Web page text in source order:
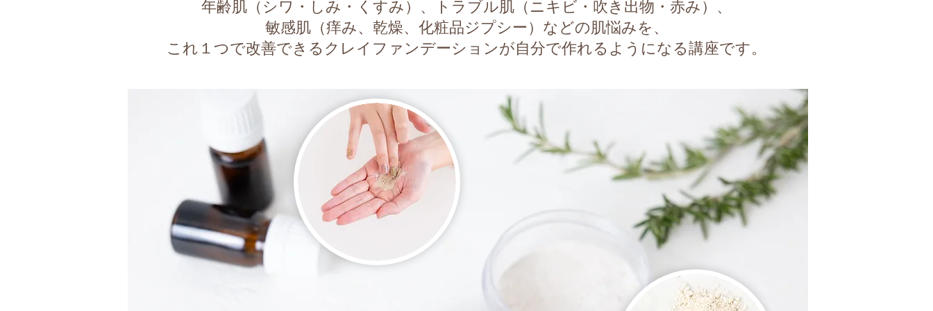
年齢肌（シワ・しみ・くすみ）、トラブル肌（ニキビ・吹き出物・赤み）、
敏感肌（痒み、乾燥、化粧品ジプシー）などの肌悩みを、
これ１つで改善できるクレイファンデーションが自分で作れるようになる講座です。